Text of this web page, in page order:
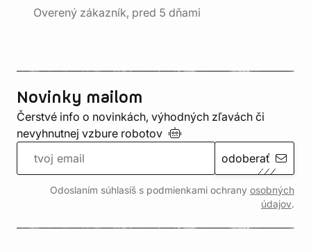
Overený zákazník, pred 5 dňami
Novinky mailom
Čerstvé info o novinkách, výhodných zľavách či
nevyhnutnej vzbure robotov
odoberať
Odoslaním súhlasíš s podmienkami ochrany osobných
údajov.